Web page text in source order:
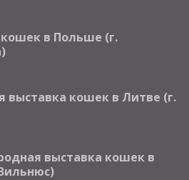
в Польше (г.
выставка кошек в Литве (г.
выставка кошек в